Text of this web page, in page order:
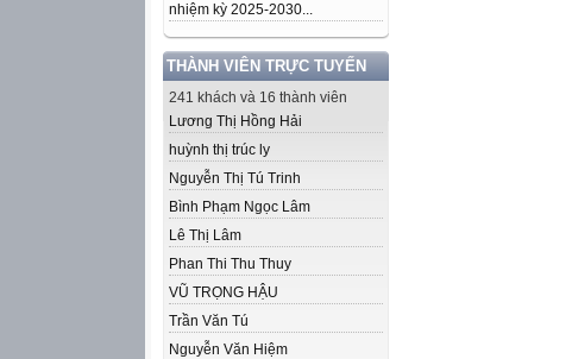
nhiệm kỳ 2025-2030...
THÀNH VIÊN TRỰC TUYẾN
241 khách và 16 thành viên
Lương Thị Hồng Hải
huỳnh thị trúc ly
Nguyễn Thị Tú Trinh
Bình Phạm Ngọc Lâm
Lê Thị Lâm
Phan Thi Thu Thuy
VŨ TRỌNG HẬU
Trần Văn Tú
Nguyễn Văn Hiệm